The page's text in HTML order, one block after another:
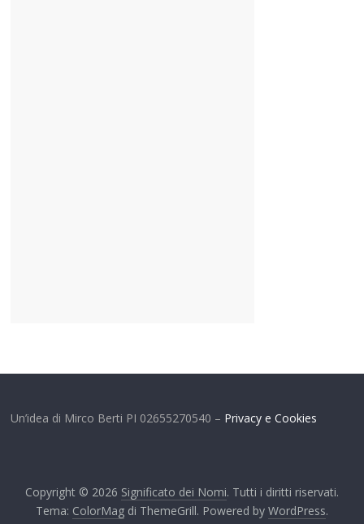
Un’idea di Mirco Berti PI 02655270540 – Privacy e Cookies
Copyright © 2026 Significato dei Nomi. Tutti i diritti riservati.
Tema: ColorMagdi ThemeGrill. Powered by WordPress.